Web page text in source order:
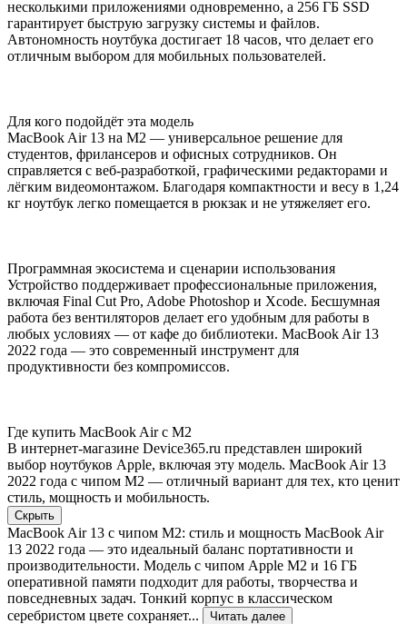
несколькими приложениями одновременно, а 256 ГБ SSD
гарантирует быструю загрузку системы и файлов.
Автономность ноутбука достигает 18 часов, что делает его
отличным выбором для мобильных пользователей.
Для кого подойдёт эта модель
MacBook Air 13 на M2 — универсальное решение для
студентов, фрилансеров и офисных сотрудников. Он
справляется с веб-разработкой, графическими редакторами и
лёгким видеомонтажом. Благодаря компактности и весу в 1,24
кг ноутбук легко помещается в рюкзак и не утяжеляет его.
Программная экосистема и сценарии использования
Устройство поддерживает профессиональные приложения,
включая Final Cut Pro, Adobe Photoshop и Xcode. Бесшумная
работа без вентиляторов делает его удобным для работы в
любых условиях — от кафе до библиотеки. MacBook Air 13
2022 года — это современный инструмент для
продуктивности без компромиссов.
Где купить MacBook Air с M2
В интернет-магазине Device365.ru представлен широкий
выбор ноутбуков Apple, включая эту модель. MacBook Air 13
2022 года с чипом M2 — отличный вариант для тех, кто ценит
стиль, мощность и мобильность.
Скрыть
MacBook Air 13 с чипом M2: стиль и мощность MacBook Air
13 2022 года — это идеальный баланс портативности и
производительности. Модель с чипом Apple M2 и 16 ГБ
оперативной памяти подходит для работы, творчества и
повседневных задач. Тонкий корпус в классическом
серебристом цвете сохраняет...
Читать далее